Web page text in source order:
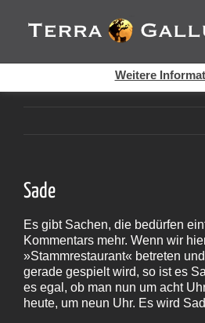
Inhalt
springen
Sade
Es gibt Sachen, die bedürfen
Kommentars mehr. Wenn wir
»Stammrestaurant« betreten
gerade gespielt wird, so ist es
es egal, ob man nun um acht
heute, um neun Uhr. Es wird
Cookies helfen auf auf dieser Seite
Dienste. Durch die Nutzung dieser
Weitere